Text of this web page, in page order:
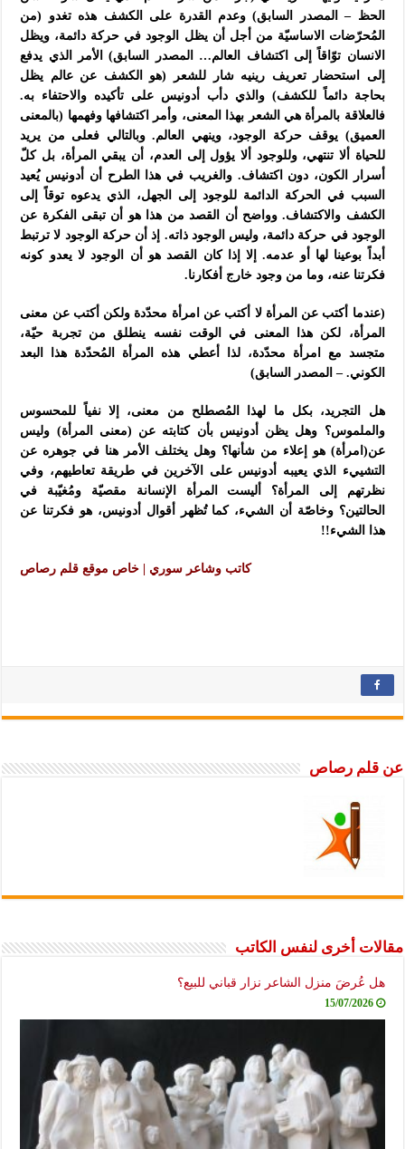
الحظ – المصدر السابق) وعدم القدرة على الكشف هذه تغدو (من
المُحرّضات الاساسيّة من أجل أن يظل الوجود في حركة دائمة، ويظل
الانسان توّاقاً إلى اكتشاف العالم… المصدر السابق) الأمر الذي يدفع
إلى استحضار تعريف رينيه شار للشعر (هو الكشف عن عالم يظل
بحاجة دائماً للكشف) والذي دأب أدونيس على تأكيده والاحتفاء به.
فالعلاقة بالمرأة هي الشعر بهذا المعنى، وأمر اكتشافها وفهمها (بالمعنى
العميق) يوقف حركة الوجود، وينهي العالم. وبالتالي فعلى من يريد
للحياة ألا تنتهي، وللوجود ألا يؤول إلى العدم، أن يبقي المرأة، بل كلّ
أسرار الكون، دون اكتشاف. والغريب في هذا الطرح أن أدونيس يُعيد
السبب في الحركة الدائمة للوجود إلى الجهل، الذي يدعوه توقاً إلى
الكشف والاكتشاف. وواضح أن القصد من هذا هو أن تبقى الفكرة عن
الوجود في حركة دائمة، وليس الوجود ذاته. إذ أن حركة الوجود لا ترتبط
أبداً بوعينا لها أو عدمه. إلا إذا كان القصد هو أن الوجود لا يعدو كونه
فكرتنا عنه، وما من وجود خارج أفكارنا.
(عندما أكتب عن المرأة لا أكتب عن امرأة محدّدة ولكن أكتب عن معنى
المرأة، لكن هذا المعنى في الوقت نفسه ينطلق من تجربة حيّة،
متجسد مع امرأة محدّدة، لذا أعطي هذه المرأة المُحدّدة هذا البعد
الكوني. – المصدر السابق)
هل التجريد، بكل ما لهذا المُصطلح من معنى، إلا نفياً للمحسوس
والملموس؟ وهل يظن أدونيس بأن كتابته عن (معنى المرأة) وليس
عن(امرأة) هو إعلاء من شأنها؟ وهل يختلف الأمر هنا في جوهره عن
التشييء الذي يعيبه أدونيس على الآخرين في طريقة تعاطيهم، وفي
نظرتهم إلى المرأة؟ أليست المرأة الإنسانة مقصيّة ومُغيّبة في
الحالتين؟ وخاصّة أن الشيء، كما تُظهر أقوال أدونيس، هو فكرتنا عن
هذا الشيء!!
كاتب وشاعر سوري | خاص موقع قلم رصاص
عن قلم رصاص
مقالات أخرى لنفس الكاتب
هل عُرضَ منزل الشاعر نزار قباني للبيع؟
15/07/2026